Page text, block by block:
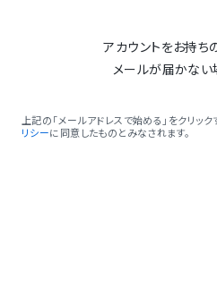
アカウントをお持ち
メールが届かない
上記の「メールアドレスで始める」をクリック
リシーに同意したものとみなされます。